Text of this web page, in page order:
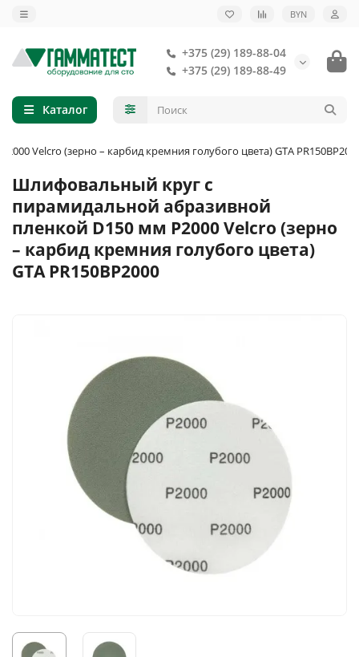
BYN
+375 (29) 189-88-04
+375 (29) 189-88-49
Каталог
Velcro (зерно – карбид кремния голубого цвета) GTA
Шлифовальный круг с
пирамидальной абразивной
пленкой D150 мм P2000 Velcro (зерно
– карбид кремния голубого цвета)
GTA PR150BP2000